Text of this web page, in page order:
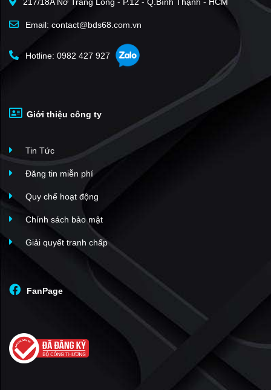
Email: contact@bds68.com.vn
Hotline: 0982 427 927
Giới thiệu công ty
Tin Tức
Đăng tin miễn phí
Quy chế hoạt động
Chính sách bảo mật
Giải quyết tranh chấp
FanPage